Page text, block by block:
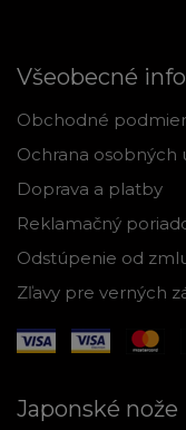
Všeobecné
Obchodné
Ochrana osobných
Doprava a platby
Reklamačný
Odstúpenie od
Zľavy pre verných
Japonské nože